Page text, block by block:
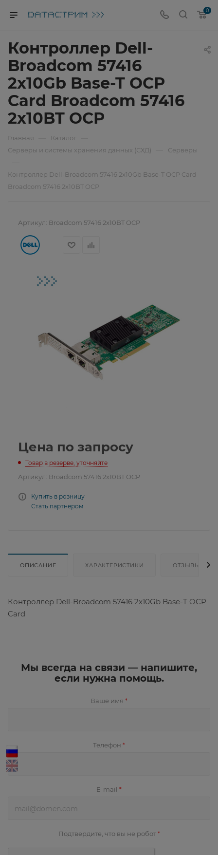
0
Контроллер Dell-
Broadcom 57416
2x10Gb Base-T OCP
Card Broadcom 57416
2x10BT OCP
Главная Каталог
Серверы и системы хранения данных (СХД) Серверы
Контроллер Dell-Broadcom 57416 2x10Gb Base-T OCP Card
Broadcom 57416 2x10BT OCP
Артикул: Broadcom 57416 2x10BT OCP
Цена по запросу
Товар в резерве, уточняйте
Артикул: Broadcom 57416 2x10BT OCP
Купить в розницу
Стать партнером
ОПИСАНИЕ ХАРАКТЕРИСТИКИ ОТЗЫВЫ
Контроллер Dell-Broadcom 57416 2x10Gb Base-T OCP
Card
Мы всегда на связи — напишите,
если нужна помощь.
Ваше имя *
Телефон *
E-mail *
Подтвердите, что вы не робот *